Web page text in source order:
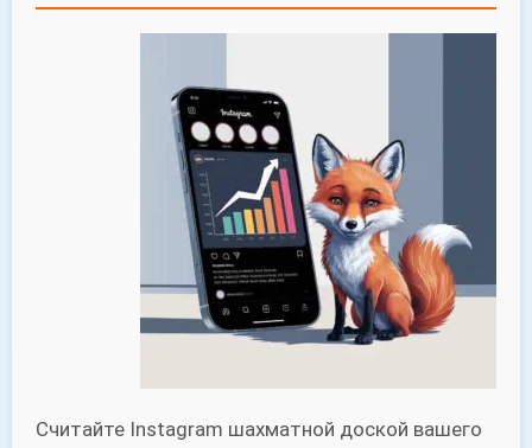
Считайте Instagram шахматной доской вашего